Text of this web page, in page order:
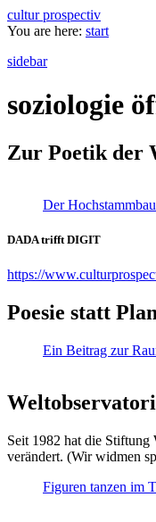
cultur prospectiv
You are here: start
sidebar
soziologie
Zur Poetik der
Der
DADA trifft DIGIT
https://
Poesie statt
Ein Beitrag zur
Seit 1982 hat die
verändert. (Wir widmen
Figuren tanzen im